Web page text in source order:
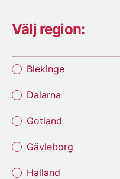
Välj region:
Blekinge
Dalarna
Gotland
Gävleborg
Halland